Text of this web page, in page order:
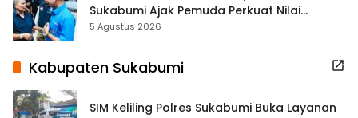
Sukabumi Ajak Pemuda Perkuat Nilai
Kebangsaan
5 Agustus 2026
Kabupaten Sukabumi
SIM Keliling Polres Sukabumi Buka Layanan